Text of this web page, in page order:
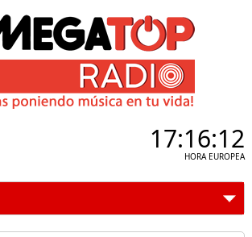
17:16:13
HORA EUROPEA